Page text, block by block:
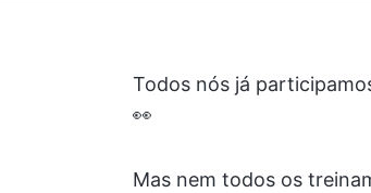
Todos nós já
👀
Mas nem todos os